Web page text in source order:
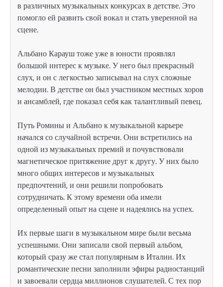
в различных музыкальных конкурсах в детстве. Это
помогло ей развить свой вокал и стать уверенной на
сцене.
Альбано Карауш тоже уже в юности проявлял
большой интерес к музыке. У него был прекрасный
слух, и он с легкостью записывал на слух сложные
мелодии. В детстве он был участником местных хоров
и ансамблей, где показал себя как талантливый певец.
Путь Ромины и Альбано к музыкальной карьере
начался со случайной встречи. Они встретились на
одной из музыкальных премий и почувствовали
магнетическое притяжение друг к другу. У них было
много общих интересов и музыкальных
предпочтений, и они решили попробовать
сотрудничать. К этому времени оба имели
определенный опыт на сцене и надеялись на успех.
Их первые шаги в музыкальном мире были весьма
успешными. Они записали свой первый альбом,
который сразу же стал популярным в Италии. Их
романтические песни заполнили эфиры радиостанций
и завоевали сердца миллионов слушателей. С тех пор